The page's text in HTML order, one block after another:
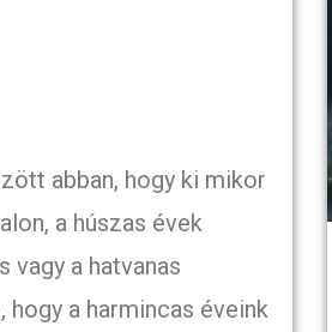
abban, hogy ki mikor
a húszas évek
vagy a hatvanas
a harmincas éveink